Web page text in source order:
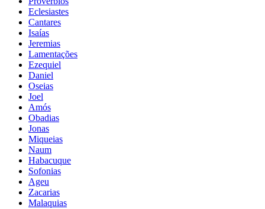
Eclesiastes
Cantares
Isaías
Jeremias
Lamentações
Ezequiel
Daniel
Oseias
Joel
Amós
Obadias
Jonas
Miqueias
Naum
Habacuque
Sofonias
Ageu
Zacarias
Malaquias